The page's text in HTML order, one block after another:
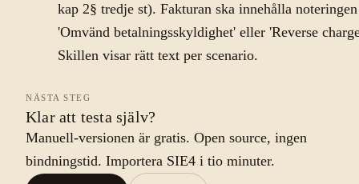
kap 2§ tredje st). Fakturan ska innehålla noteringen
'Omvänd betalningsskyldighet' eller 'Reverse
Skillen visar rätt text per scenario.
NÄSTA STEG
Klar att testa själv?
Manuell-versionen är gratis. Open source, ingen
bindningstid. Importera SIE4 i tio minuter.